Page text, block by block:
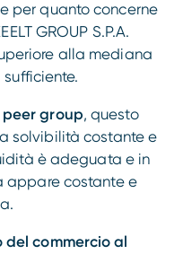
per quanto concerne
GROUP S.P.A.
alla mediana
peer group, questo
solvibilità costante e
è adeguata e in
appare costante e
commercio al